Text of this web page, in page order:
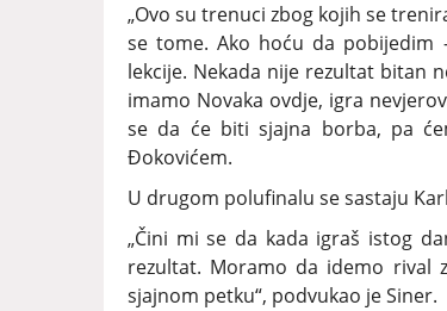
„Ovo su trenuci zbog kojih se
se tome. Ako hoću da
lekcije. Nekada nije rezultat bitan
imamo Novaka ovdje, igra
se da će biti sjajna borba, pa
Đokovićem.
U drugom polufinalu se sastaju
„Čini mi se da kada igraš istog
rezultat. Moramo da idemo rival
sjajnom petku“, podvukao je Siner.